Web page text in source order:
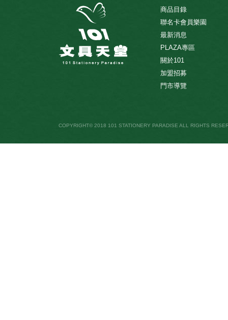
商品目錄
聯名卡會員樂園
最新消息
PLAZA專區
關於101
加盟招募
門市導覽
COPYRIGHT© 2018 101 STATIONERY PARADISE ALL RIGHTS